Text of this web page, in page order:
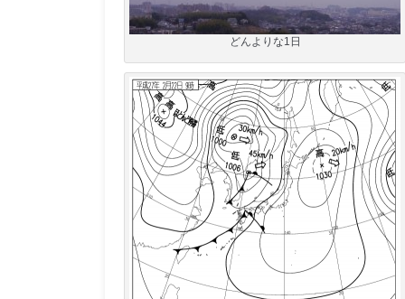
どんよりな1日